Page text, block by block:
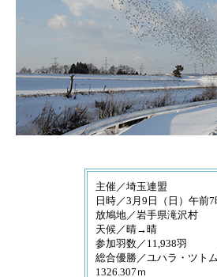
主催／埼玉連盟
日時／3月9日（日）午前
放鳩地／岩手県滝沢村
天候／晴→晴
参加羽数／11,938羽
総合優勝／ユハラ・ツト
1326.307ｍ